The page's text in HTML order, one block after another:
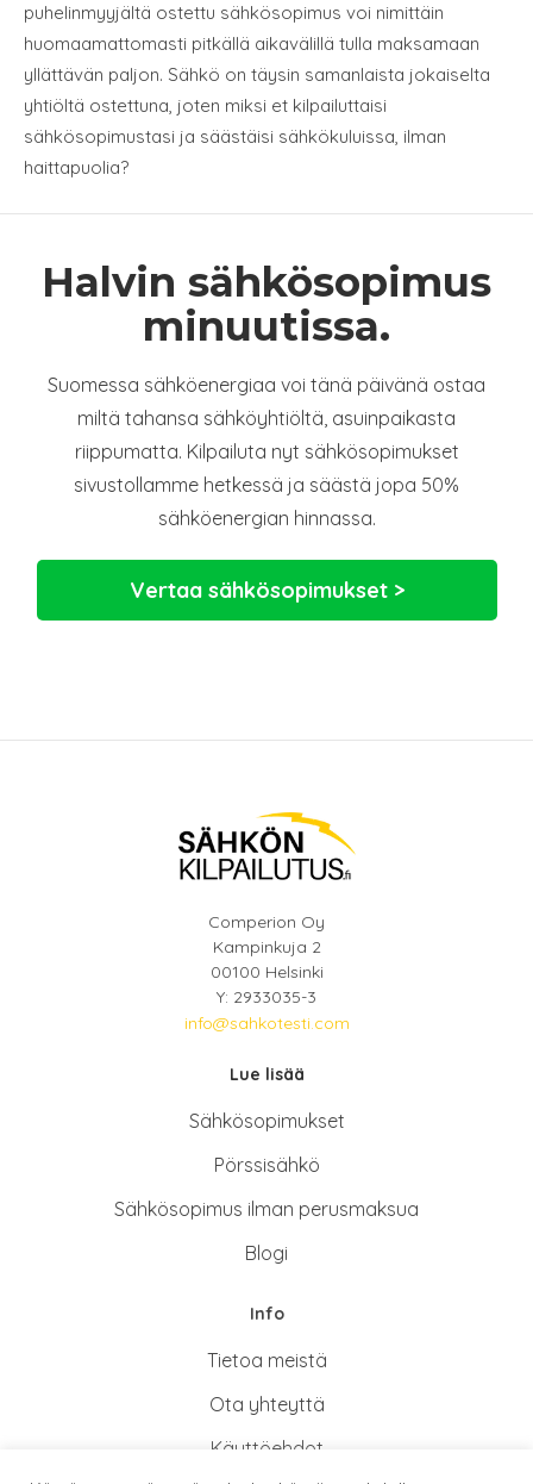
puhelinmyyjältä ostettu sähkösopimus voi nimittäin
huomaamattomasti pitkällä aikavälillä tulla maksamaan
yllättävän paljon. Sähkö on täysin samanlaista jokaiselta
yhtiöltä ostettuna, joten miksi et kilpailuttaisi
sähkösopimustasi ja säästäisi sähkökuluissa, ilman
haittapuolia?
Halvin sähkösopimus
minuutissa.
Suomessa sähköenergiaa voi tänä päivänä ostaa
miltä tahansa sähköyhtiöltä, asuinpaikasta
riippumatta. Kilpailuta nyt sähkösopimukset
sivustollamme hetkessä ja säästä jopa 50%
sähköenergian hinnassa.
Vertaa sähkösopimukset >
Comperion Oy
Kampinkuja 2
00100 Helsinki
Y: 2933035-3
info@sahkotesti.com
Lue lisää
Sähkösopimukset
Pörssisähkö
Sähkösopimus ilman perusmaksua
Blogi
Info
Tietoa meistä
Ota yhteyttä
Käyttöehdot